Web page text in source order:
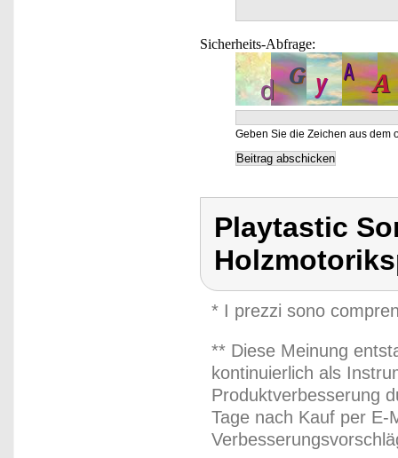
Sicherheits-Abfrage:
Geben Sie die Zeichen aus dem
Playtastic
* I prezzi sono
** Diese Meinung
kontinuierlich als
Produktverbesserung
Tage nach Kauf per E-